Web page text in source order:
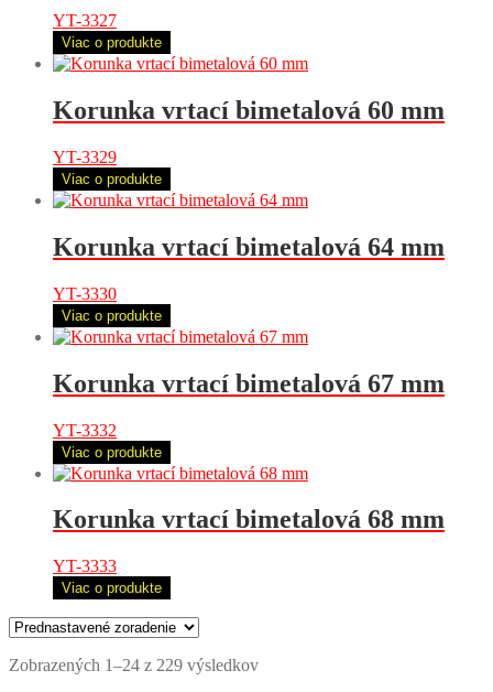
YT-3327
Viac o produkte
Korunka vrtací bimetalová 60 mm
YT-3329
Viac o produkte
Korunka vrtací bimetalová 64 mm
YT-3330
Viac o produkte
Korunka vrtací bimetalová 67 mm
YT-3332
Viac o produkte
Korunka vrtací bimetalová 68 mm
YT-3333
Viac o produkte
Zobrazených 1–24 z 229 výsledkov